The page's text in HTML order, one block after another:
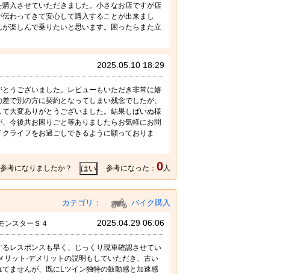
入させていただきました。小さなお店ですが店
わってきて安心して購入することが出来まし
楽しんで乗りたいと思います。困ったらまた立
2025.05.10 18:29
うございました。レビューもいただき非常に嬉
で別の方に契約となってしまい残念でしたが、
大変ありがとうございました。結果しばいぬ様
今後共お困りごと等ありましたらお気軽にお問
ライフをお過ごしできるように願っておりま
考になりましたか？ 参考になった： 0人
カテゴリ： バイク購入
ンスターＳ４ 2025.04.29 06:06
レスポンスも早く、じっくり現車確認させてい
ット·デメリットの説明もしていただき、古い
ませんが、既にLツイン独特の鼓動感と加速感